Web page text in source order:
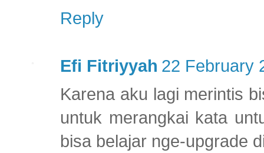
Reply
Efi Fitriyyah 22 February
Karena aku lagi merintis
untuk merangkai kata
bisa belajar nge-upgrade